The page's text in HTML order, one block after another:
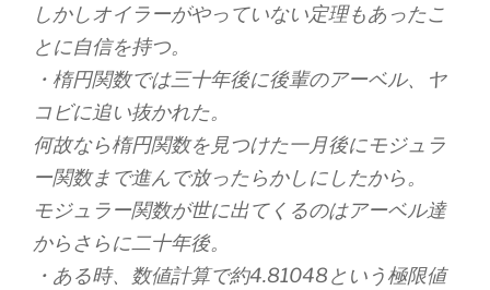
しかしオイラーがやっていない定理もあったこ
とに自信を持つ。
・楕円関数では三十年後に後輩のアーベル、ヤ
コビに追い抜かれた。
何故なら楕円関数を見つけた一月後にモジュラ
ー関数まで進んで放ったらかしにしたから。
モジュラー関数が世に出てくるのはアーベル達
からさらに二十年後。
・ある時、数値計算で約4.81048という極限値